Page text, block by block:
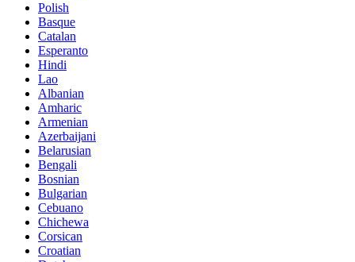
Polish
Basque
Catalan
Esperanto
Hindi
Lao
Albanian
Amharic
Armenian
Azerbaijani
Belarusian
Bengali
Bosnian
Bulgarian
Cebuano
Chichewa
Corsican
Croatian